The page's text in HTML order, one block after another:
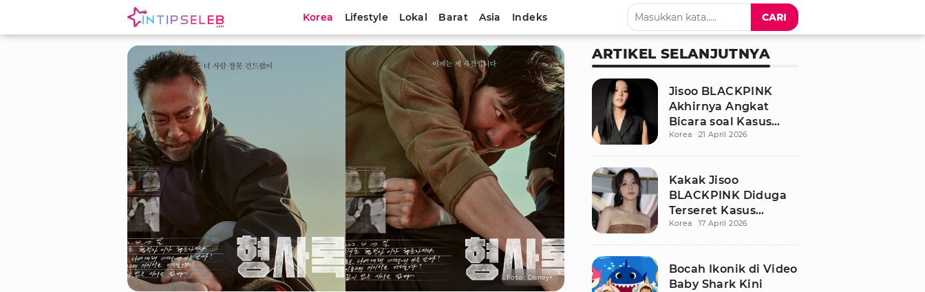
Korea Lifestyle Lokal Barat Asia Indeks CARI
Foto : Disney+
ARTIKEL SELANJUTNYA
Jisoo BLACKPINK
Akhirnya Angkat
Bicara soal Kasus
Dugaan Pelecehan
Korea 21 April 2026
Kakak Jisoo
BLACKPINK Diduga
Terseret Kasus
Pelecehan Seksual,
Korea 17 April 2026
Bocah Ikonik di Video
Baby Shark Kini